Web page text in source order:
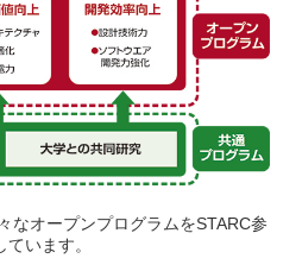
なオープンプログラムをSTARC参
います。